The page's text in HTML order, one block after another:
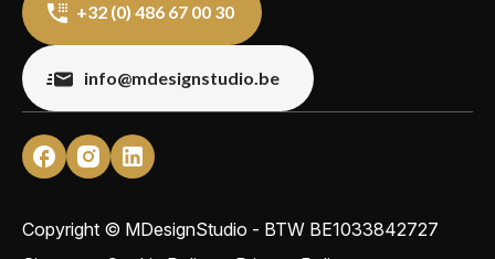
+32 (0) 486 67 00 30
info@mdesignstudio.be
Copyright © MDesignStudio - BTW BE1033842727